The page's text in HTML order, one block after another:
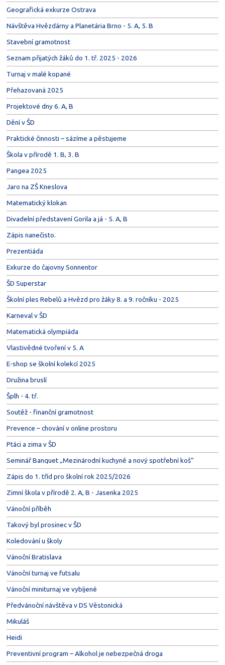
Geografická exkurze Ostrava
Návštěva Hvězdárny a Planetária Brno - 5. A, 5. B
Stavební gramotnost
Seznam přijatých žáků do 1. tř. 2025 - 2026
Turnaj v malé kopané
Přehazovaná 2025
Projektové dny 6. A, B
Dění v ŠD
Praktické činnosti – sázíme a pěstujeme
Škola v přírodě 1. B, 3. B
Pangea 2025
Jaro na ZŠ Kneslova
Matematický klokan
Divadelní představení Gorila a já - 5. A, B
Zápis nanečisto.
Prezentiáda
Exkurze do čajovny Sonnentor
ŠD Superstar
Školní ples Rebelů a Hvězd pro žáky 8. a 9. ročníku - 2025
Karneval v ŠD
Matematická olympiáda
Vlastivědné tvoření v 5. A
E-shop se školní kolekcí 2025
Družina bruslí
Šplh - 4. tř.
Soutěž - finanční gramotnost
Prevence – chování v online prostoru
Ptáci a zima v ŠD
Seminář Banquet „Mezinárodní kuchyně a nový spotřební koš“
Zápis do 1. tříd pro školní rok 2025/2026
Zimní škola v přírodě 2. A, B - Jasenka 2025
Vánoční příběh
Takový byl prosinec v ŠD
Koledování u školy
Vánoční Bratislava
Vánoční turnaj ve futsalu
Vánoční miniturnaj ve vybíjené
Předvánoční návštěva v DS Věstonická
Mikuláš
Heidi
Preventivní program – Alkohol je nebezpečná droga